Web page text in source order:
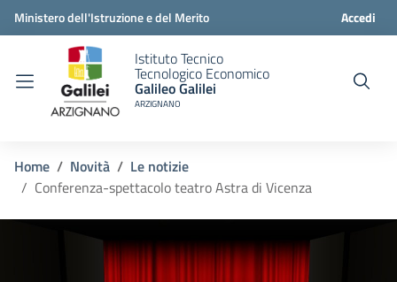
Ministero dell'Istruzione e del Merito Accedi
Istituto Tecnico
Tecnologico Economico
Galileo Galilei
ARZIGNANO
Home Novità
Le notizie
Conferenza-spettacolo teatro Astra di Vicenza